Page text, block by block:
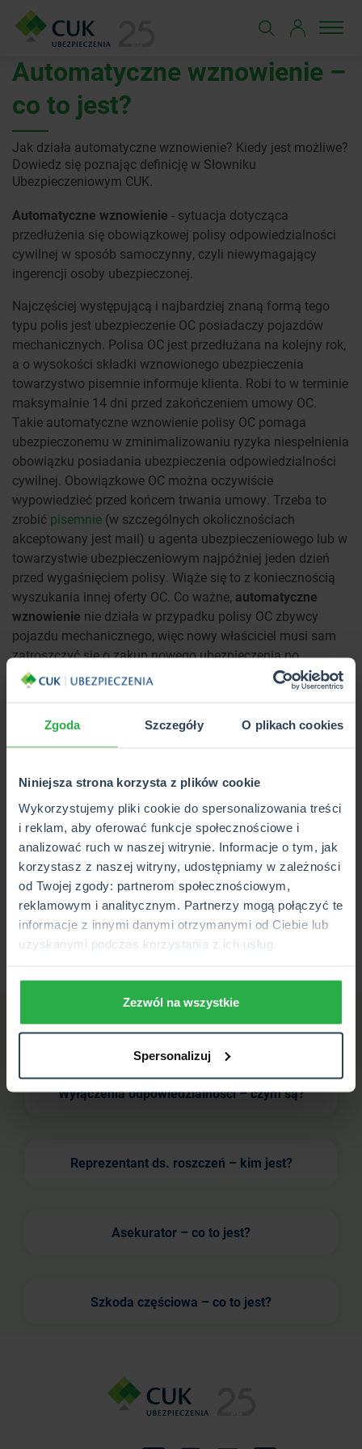
Zgoda Szczegóły O plikach cookies
Niniejsza strona korzysta z plików cookie
Wykorzystujemy pliki cookie do spersonalizowania treści
i reklam, aby oferować funkcje społecznościowe i
analizować ruch w naszej witrynie. Informacje o tym, jak
korzystasz z naszej witryny, udostępniamy w zależności
od Twojej zgody: partnerom społecznościowym,
reklamowym i analitycznym. Partnerzy mogą połączyć te
informacje z innymi danymi otrzymanymi od Ciebie lub
uzyskanymi podczas korzystania z ich usług.
Zezwól na wszystkie
Spersonalizuj
Automatyczne wznowienie –
co to jest?
Jak działa automatyczne wznowienie? Kiedy jest możliwe?
Dowiedz się poznając definicję w Słowniku
Ubezpieczeniowym CUK.
Automatyczne wznowienie - sytuacja dotycząca
przedłużenia się obowiązkowej polisy odpowiedzialności
cywilnej w sposób samoczynny, czyli niewymagający
ingerencji osoby ubezpieczonej.
Najczęściej występującą i najbardziej znaną formą tego
typu polis jest ubezpieczenie OC posiadaczy pojazdów
mechanicznych. Polisa OC jest przedłużana na kolejny rok,
a o wysokości składki wznowionego ubezpieczenia
towarzystwo pisemnie informuje klienta. Robi to w terminie
maksymalnie 14 dni przed zakończeniem umowy OC.
Takie automatyczne wznowienie polisy OC pomaga
ubezpieczonemu w zminimalizowaniu ryzyka niespełnienia
obowiązku posiadania ubezpieczenia odpowiedzialności
cywilnej. Obowiązkowe OC można oczywiście
wypowiedzieć przed końcem trwania umowy. Trzeba to
zrobić pisemnie (w szczególnych okolicznościach
akceptowany jest mail) u agenta ubezpieczeniowego lub w
towarzystwie ubezpieczeniowym najpóźniej jeden dzień
przed wygaśnięciem polisy. Wiąże się to z koniecznością
wyszukania innej oferty OC. Co ważne, automatyczne
wznowienie nie działa w przypadku polisy OC zbywcy
pojazdu mechanicznego, więc nowy właściciel musi sam
zatroszczyć się o zakup nowego ubezpieczenia po
zakończeniu tej umowy.
nowym towarzystwie, nie wypowiadając poprzedniej polisy,
ubezpieczeniach obowiązkowych. Dzięki niej w sytuacji,
gdy kupiona zostanie polisa OC w nowym towarzystwie, a
ta obowiązująca w poprzednim zostanie automatycznie
wznowiona, nie trzeba opłacać składek za obie polisy.
Przedstawienie dowodu zakupu nowego ubezpieczenia
uprawnia do opłacenia tylko części kwoty za polisę
wznowioną - od rozpoczęcia jej trwania do momenty
wypowiedzenia.
Sprawdź powiązane hasła
Wyłączenia odpowiedzialności – czym są?
Reprezentant ds. roszczeń – kim jest?
Asekurator – co to jest?
Szkoda częściowa – co to jest?